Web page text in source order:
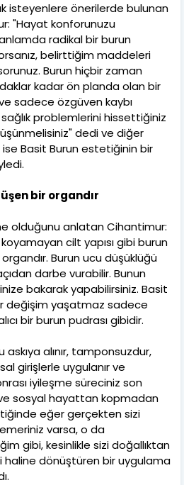
isteyenlere önerilerde bulunan
"Hayat konforunuzu
radikal bir burun
belirttiğim maddeleri
Burun hiçbir zaman
kadar ön planda olan bir
sadece özgüven kaybı
problemlerini hissettiğiniz
dedi ve diğer
Basit Burun estetiğinin bir
bir organdır
olduğunu anlatan Cihantimur:
koyamayan cilt yapısı gibi burun
Burun ucu düşüklüğü
darbe vurabilir. Bunun
bakarak yapabilirsiniz. Basit
değişim yaşatmaz sadece
bir burun pudrası gibidir.
alınır, tamponsuzdur,
girişlerle uygulanır ve
iyileşme süreciniz son
sosyal hayattan kopmadan
eğer gerçekten sizi
varsa, o da
gibi, kesinlikle sizi doğallıktan
haline dönüştüren bir uygulama